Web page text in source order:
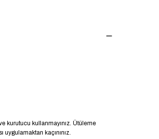
kurutucu kullanmayınız. Ütüleme
uygulamaktan kaçınınız.